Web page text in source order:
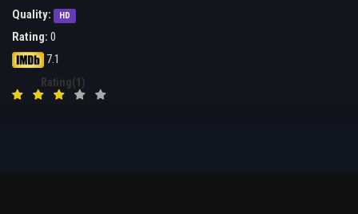
Quality:
HD
Rating: 0
7.1
Rating(1)